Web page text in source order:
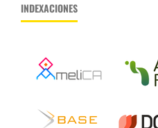
INDEXACIONES